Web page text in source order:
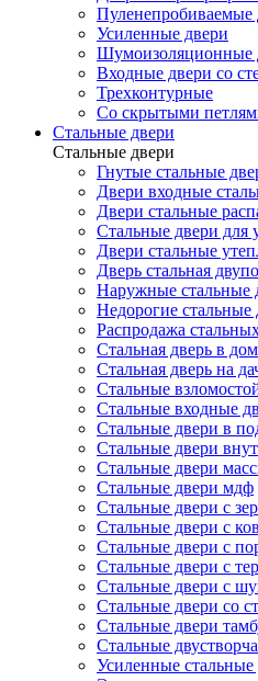
Пуленепробиваемые
Усиленные двери
Шумоизоляционные
Входные двери со
Трехконтурные
Со скрытыми
Стальные двери
Стальные двери
Гнутые стальные
Двери входные
Двери стальные
Стальные двери для
Двери стальные
Дверь стальная
Наружные стальные
Недорогие стальные
Распродажа
Стальная дверь в дом
Стальная дверь на
Стальные
Стальные входные
Стальные двери в
Стальные двери
Стальные двери
Стальные двери мдф
Стальные двери с
Стальные двери с
Стальные двери с
Стальные двери с
Стальные двери с
Стальные двери со
Стальные двери
Стальные
Усиленные стальные